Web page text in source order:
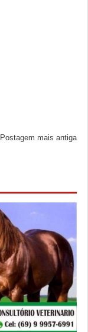
Postagem mais antiga